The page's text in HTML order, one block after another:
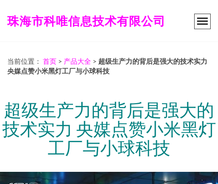
珠海市科唯信息技术有限公司
当前位置： 首页 > 产品大全 > 超级生产力的背后是强大的技术实力
央媒点赞小米黑灯工厂与小球科技
超级生产力的背后是强大的
技术实力 央媒点赞小米黑灯
工厂与小球科技